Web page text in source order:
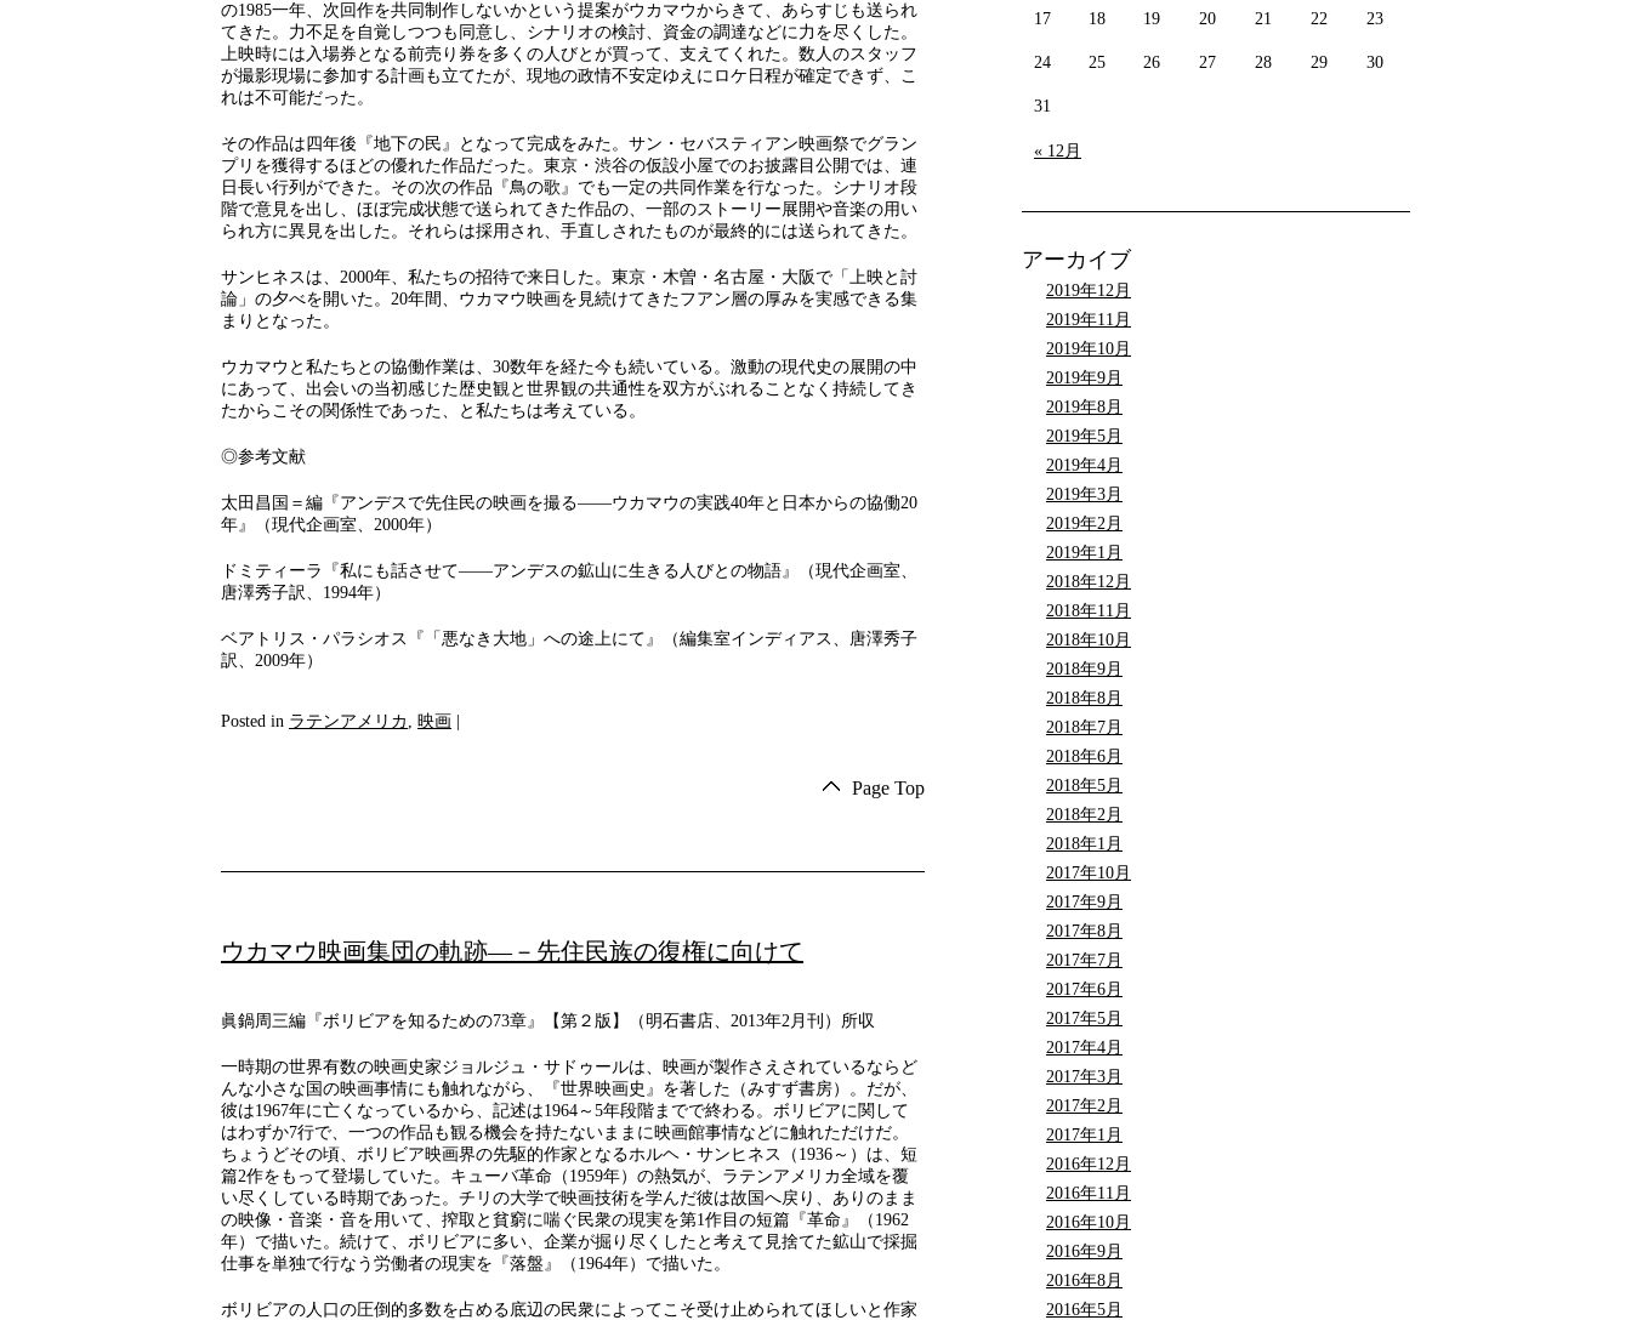
の1985一年、次回作を共同制作しないかという提案がウカマウからきて、あらすじも送られ
てきた。力不足を自覚しつつも同意し、シナリオの検討、資金の調達などに力を尽くした。
上映時には入場券となる前売り券を多くの人びとが買って、支えてくれた。数人のスタッフ
が撮影現場に参加する計画も立てたが、現地の政情不安定ゆえにロケ日程が確定できず、こ
れは不可能だった。
その作品は四年後『地下の民』となって完成をみた。サン・セバスティアン映画祭でグラン
プリを獲得するほどの優れた作品だった。東京・渋谷の仮設小屋でのお披露目公開では、連
日長い行列ができた。その次の作品『鳥の歌』でも一定の共同作業を行なった。シナリオ段
階で意見を出し、ほぼ完成状態で送られてきた作品の、一部のストーリー展開や音楽の用い
られ方に異見を出した。それらは採用され、手直しされたものが最終的には送られてきた。
サンヒネスは、2000年、私たちの招待で来日した。東京・木曽・名古屋・大阪で「上映と討
論」の夕べを開いた。20年間、ウカマウ映画を見続けてきたフアン層の厚みを実感できる集
まりとなった。
ウカマウと私たちとの協働作業は、30数年を経た今も続いている。激動の現代史の展開の中
にあって、出会いの当初感じた歴史観と世界観の共通性を双方がぶれることなく持続してき
たからこその関係性であった、と私たちは考えている。
◎参考文献
太田昌国＝編『アンデスで先住民の映画を撮る――ウカマウの実践40年と日本からの協働20
年』（現代企画室、2000年）
ドミティーラ『私にも話させて――アンデスの鉱山に生きる人びとの物語』（現代企画室、
唐澤秀子訳、1994年）
ベアトリス・パラシオス『「悪なき大地」への途上にて』（編集室インディアス、唐澤秀子
訳、2009年）
Posted in ラテンアメリカ , 映画
Page Top
ウカマウ映画集団の軌跡―－先住民族の復権に向けて
眞鍋周三編『ボリビアを知るための73章』【第２版】（明石書店、2013年2月刊）所収
一時期の世界有数の映画史家ジョルジュ・サドゥールは、映画が製作さえされているならど
んな小さな国の映画事情にも触れながら、『世界映画史』を著した（みすず書房）。だが、
彼は1967年に亡くなっているから、記述は1964～5年段階までで終わる。ボリビアに関して
はわずか7行で、一つの作品も観る機会を持たないままに映画館事情などに触れただけだ。
ちょうどその頃、ボリビア映画界の先駆的作家となるホルヘ・サンヒネス（1936～）は、短
篇2作をもって登場していた。キューバ革命（1959年）の熱気が、ラテンアメリカ全域を覆
い尽くしている時期であった。チリの大学で映画技術を学んだ彼は故国へ戻り、ありのまま
の映像・音楽・音を用いて、搾取と貧窮に喘ぐ民衆の現実を第1作目の短篇『革命』（1962
年）で描いた。続けて、ボリビアに多い、企業が掘り尽くしたと考えて見捨てた鉱山で採掘
仕事を単独で行なう労働者の現実を『落盤』（1964年）で描いた。
ボリビアの人口の圧倒的多数を占める底辺の民衆によってこそ受け止められてほしいと作家
« 12月
17 18 19 20 21 22 23
24 25 26 27 28 29 30
31
アーカイブ
2019年12月
2019年11月
2019年10月
2019年9月
2019年8月
2019年5月
2019年4月
2019年3月
2019年2月
2019年1月
2018年12月
2018年11月
2018年10月
2018年9月
2018年8月
2018年7月
2018年6月
2018年5月
2018年2月
2018年1月
2017年10月
2017年9月
2017年8月
2017年7月
2017年6月
2017年5月
2017年4月
2017年3月
2017年2月
2017年1月
2016年12月
2016年11月
2016年10月
2016年9月
2016年8月
2016年5月